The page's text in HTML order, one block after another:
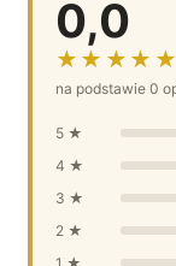
0,0
★★★★★
na podstawie 0
5 ★
4 ★
3 ★
2 ★